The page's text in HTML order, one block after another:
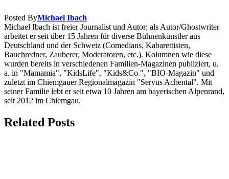
Posted ByMichael Ibach
Michael Ibach ist freier Journalist und Autor; als Autor/Ghostwriter
arbeitet er seit über 15 Jahren für diverse Bühnenkünstler aus
Deutschland und der Schweiz (Comedians, Kabarettisten,
Bauchredner, Zauberer, Moderatoren, etc.). Kolumnen wie diese
wurden bereits in verschiedenen Familien-Magazinen publiziert, u.
a. in "Mamamia", "KidsLife", "Kids&Co.", "BIO-Magazin" und
zuletzt im Chiemgauer Regionalmagazin "Servus Achental". Mit
seiner Familie lebt er seit etwa 10 Jahren am bayerischen Alpenrand,
seit 2012 im Chiemgau.
Related Posts